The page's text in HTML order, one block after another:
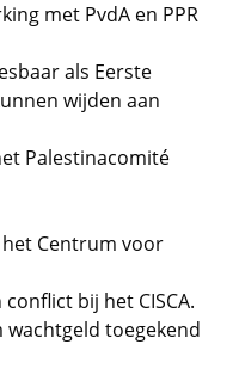
met PvdA en PPR
als Eerste
wijden aan
Palestinacomité
Centrum voor
bij het CISCA.
wachtgeld toegekend